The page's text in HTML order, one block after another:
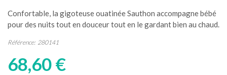
Confortable, la gigoteuse ouatinée Sauthon accompagne bébé
pour des nuits tout en douceur tout en le gardant bien au chaud.
Référence: 280141
68,60 €